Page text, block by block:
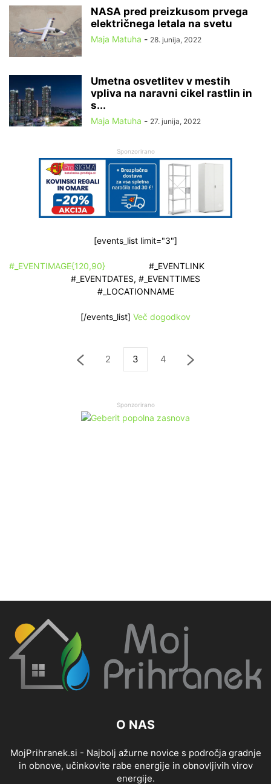
NASA pred preizkusom prvega
električnega letala na svetu
Maja Matuha - 28. junija, 2022
Umetna osvetlitev v mestih
vpliva na naravni cikel rastlin in
s...
Maja Matuha - 27. junija, 2022
Sponzorirano
[events_list limit="3"]
#_EVENTIMAGE{120,90}
#_EVENTLINK
#_EVENTDATES, #_EVENTTIMES
#_LOCATIONNAME
[/events_list] Več dogodkov
2 3 4
Sponzorirano
O NAS
MojPrihranek.si - Najbolj ažurne novice s področja gradnje
in obnove, učinkovite rabe energije in obnovljivih virov
energije.